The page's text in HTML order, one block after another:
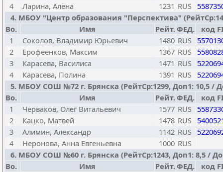
4
Ларина, Алёна 1231 RUS
4. МБОУ "Центр образования "Перспектива"
Bo.
Имя Рейт.ФЕД.
код
1
Соколов, Владимир Юрьевич 1480 RUS
2
Ерофеенков, Максим 1367 RUS
3
Карасева, Василиса 1471 RUS
4
Карасева, Полина 1391 RUS
5. МБОУ СОШ №72 г. Брянска (РейтСр:1299, Доп1: 10,5 /
Bo.
Имя Рейт.ФЕД.
код
1
Черваков, Олег Витальевич 1577 RUS
2
Кацко, Матвей 1478 RUS
3
Алимин, Александр 1142 RUS
4
Неронова, Анна Евгеньевна 1000 RUS
6. МБОУ СОШ №60 г. Брянска (РейтСр:1243, Доп1: 8,5 /
Bo.
Имя Рейт.ФЕД.
код